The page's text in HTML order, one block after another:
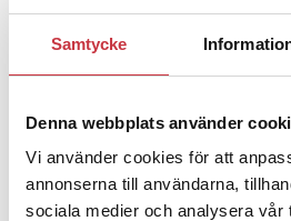
Samtycke
Denna webbplats använder
Vi använder cookies för att
annonserna till användarna,
sociala medier och analysera vår
Jens
– nu ska han
4 juni 2026
Polisregionen
att rättas till”